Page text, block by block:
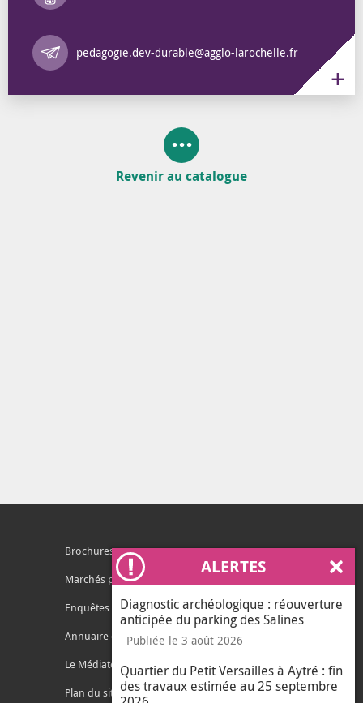
ALERTES
Diagnostic archéologique : réouverture
anticipée du parking des Salines
Publiée le 3 août 2026
Quartier du Petit Versailles à Aytré : fin
des travaux estimée au 25 septembre
pedagogie.dev-durable@agglo-larochelle.fr
Annuaire
Revenir au catalogue
Brochures
Marchés publics
Enquêtes publiques
Annuaire des services
Le Médiateur de l'Agglo
Plan du site